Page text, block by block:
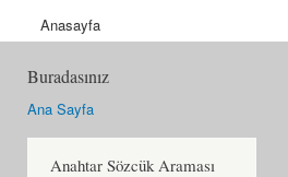
Anasayfa
Buradasınız
Ana Sayfa
Anahtar Sözcük Araması